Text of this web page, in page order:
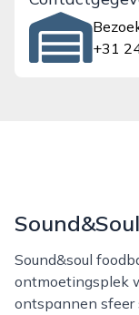
+31
Sound&soul foodbar in lent is een eigentijdse
ontmoetingsplek
ontspannen sfeer